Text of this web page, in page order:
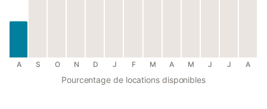
A S O N D J F M A M J J A
Pourcentage de locations disponibles